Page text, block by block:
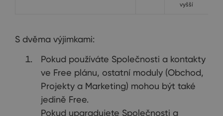
vyšší
S dvěma výjimkami:
Pokud používáte Společnosti a kontakty
ve Free plánu, ostatní moduly (Obchod,
Projekty a Marketing) mohou být také
jedině Free.
Pokud upgradujete Společnosti a